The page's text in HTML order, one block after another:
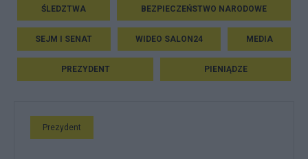
ŚLEDZTWA BEZPIECZEŃSTWO NARODOWE
SEJM I SENAT WIDEO SALON24 MEDIA
PREZYDENT PIENIĄDZE
Prezydent